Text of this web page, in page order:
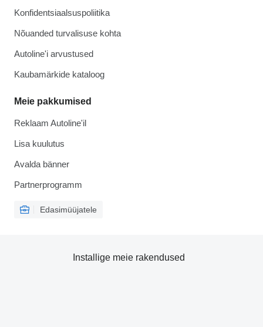
Konfidentsiaalsuspoliitika
Nõuanded turvalisuse kohta
Autoline'i arvustused
Kaubamärkide kataloog
Meie pakkumised
Reklaam Autoline'il
Lisa kuulutus
Avalda bänner
Partnerprogramm
Edasimüüjatele
Installige meie rakendused